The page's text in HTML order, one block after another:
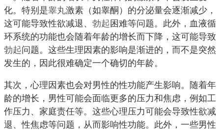
化。特别是睾丸激素（如睾酮）的分泌量会逐渐减少，
这可能导致性欲减退、 勃起困难等问题。此外，血液循
环系统的功能也会随着年龄的增长而下降，这可能导致
勃起问题。这些生理因素的影响是渐进的，而不是突然
发生的，因此很难确定一个确切的年龄。
其次，心理因素也会对男性的性功能产生影响。随着年
龄的增长，男性可能会面临更多的压力和焦虑，例如工
作压力、家庭责任等。这些心理压力可能会导致性欲减
退、性焦虑等问题，从而影响性功能。此外，一些男性